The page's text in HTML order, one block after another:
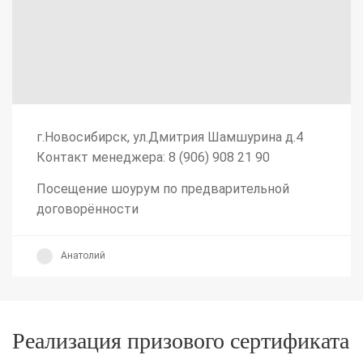
г.Новосибирск, ул.Дмитрия Шамшурина д.4
Контакт менеджера: 8 (906) 908 21 90
Посещение шоурум по предварительной
договорённости
Анатолий
Реализация призового сертификата